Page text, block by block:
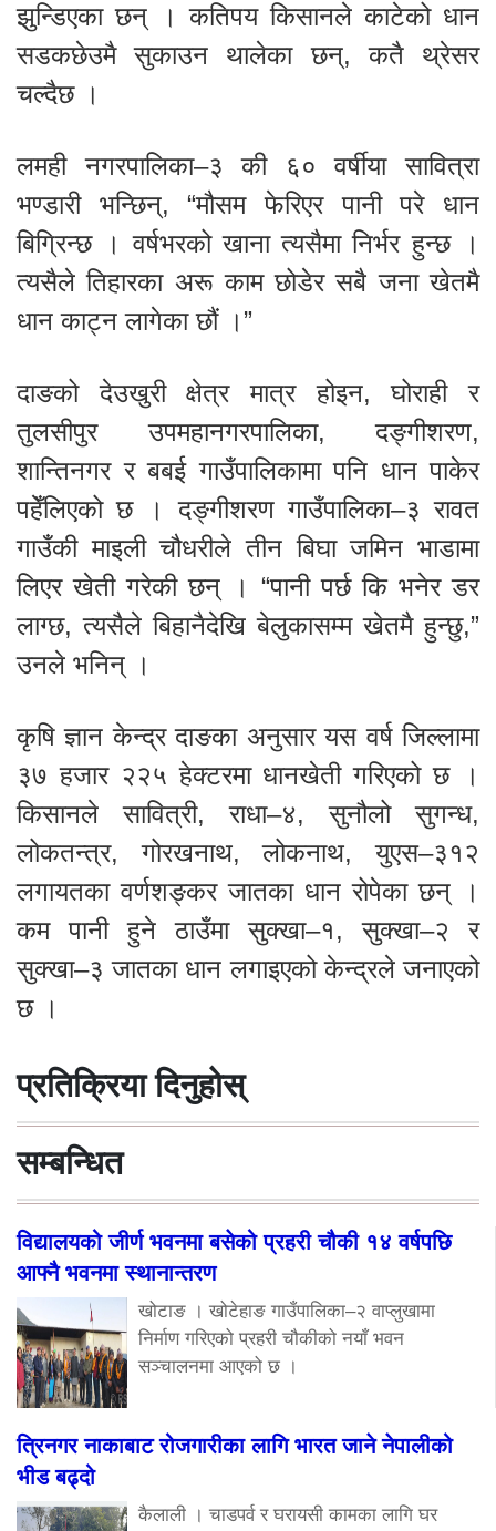
झुन्डिएका छन् । कतिपय किसानले काटेको धान
सडकछेउमै सुकाउन थालेका छन्, कतै थ्रेसर
चल्दैछ ।
लमही नगरपालिका–३ की ६० वर्षीया सावित्रा
भण्डारी भन्छिन्, “मौसम फेरिएर पानी परे धान
बिग्रिन्छ । वर्षभरको खाना त्यसैमा निर्भर हुन्छ ।
त्यसैले तिहारका अरू काम छोडेर सबै जना खेतमै
धान काट्न लागेका छौं ।”
दाङको देउखुरी क्षेत्र मात्र होइन, घोराही र
तुलसीपुर उपमहानगरपालिका, दङ्गीशरण,
शान्तिनगर र बबई गाउँपालिकामा पनि धान पाकेर
पहेँलिएको छ । दङ्गीशरण गाउँपालिका–३ रावत
गाउँकी माइली चौधरीले तीन बिघा जमिन भाडामा
लिएर खेती गरेकी छन् । “पानी पर्छ कि भनेर डर
लाग्छ, त्यसैले बिहानैदेखि बेलुकासम्म खेतमै हुन्छु,”
उनले भनिन् ।
कृषि ज्ञान केन्द्र दाङका अनुसार यस वर्ष जिल्लामा
३७ हजार २२५ हेक्टरमा धानखेती गरिएको छ ।
किसानले सावित्री, राधा–४, सुनौलो सुगन्ध,
लोकतन्त्र, गोरखनाथ, लोकनाथ, युएस–३१२
लगायतका वर्णशङ्कर जातका धान रोपेका छन् ।
कम पानी हुने ठाउँमा सुक्खा–१, सुक्खा–२ र
सुक्खा–३ जातका धान लगाइएको केन्द्रले जनाएको
छ ।
प्रतिक्रिया दिनुहोस्
सम्बन्धित
विद्यालयको जीर्ण भवनमा बसेको प्रहरी चौकी १४ वर्षपछि
आफ्नै भवनमा स्थानान्तरण
खोटाङ । खोटेहाङ गाउँपालिका–२ वाप्लुखामा
निर्माण गरिएको प्रहरी चौकीको नयाँ भवन
सञ्चालनमा आएको छ ।
त्रिनगर नाकाबाट रोजगारीका लागि भारत जाने नेपालीको
भीड बढ्दो
कैलाली । चाडपर्व र घरायसी कामका लागि घर